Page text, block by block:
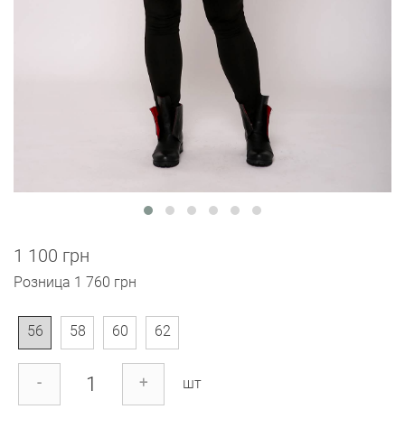
1 100 грн
Розница 1 760 грн
56 58 60 62
- + шт